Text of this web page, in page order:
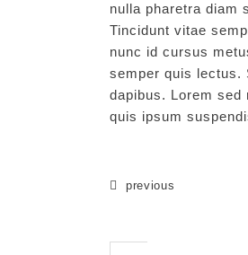
nulla pharetra diam
Tincidunt vitae
nunc id cursus
semper quis lectus.
dapibus. Lorem
quis ipsum
previous